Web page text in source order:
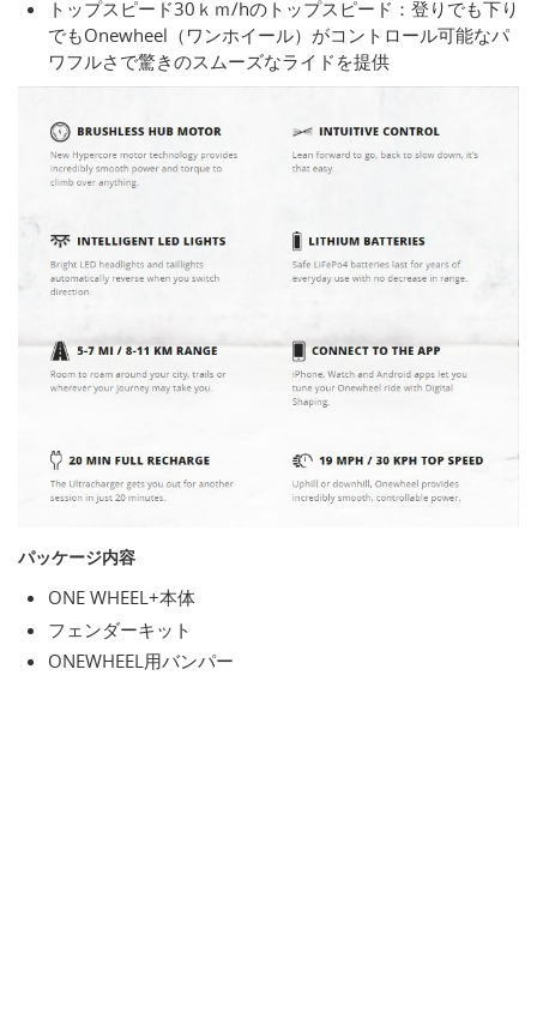
トップスピード30ｋｍ/hのトップスピード：登りでも下り
でもOnewheel（ワンホイール）がコントロール可能なパ
ワフルさで驚きのスムーズなライドを提供
パッケージ内容
ONE WHEEL+本体
フェンダーキット
ONEWHEEL用バンパー